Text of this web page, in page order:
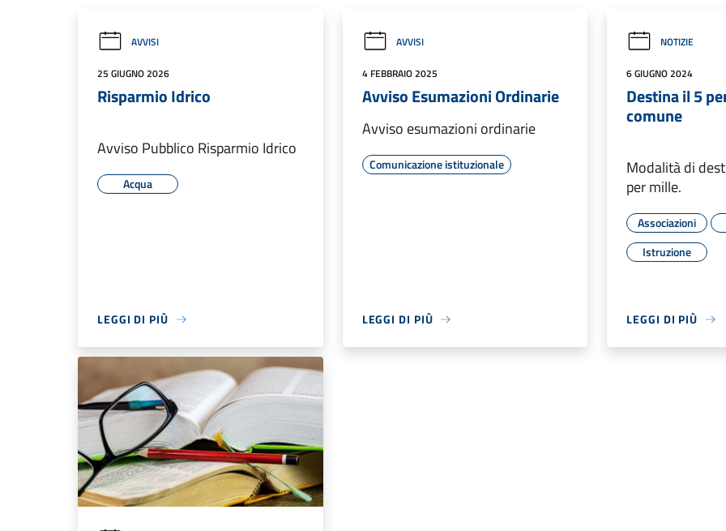
AVVISI
25 GIUGNO 2026
Risparmio Idrico
Avviso Pubblico Risparmio Idrico
Acqua
LEGGI DI PIÙ
AVVISI
4 FEBBRAIO 2025
Avviso Esumazioni Ordinarie
Avviso esumazioni ordinarie
Comunicazione istituzionale
LEGGI DI PIÙ
NOTIZIE
6 GIUGNO 2024
Destina il 5
comune
Modalità di
per mille.
Associazioni
Istruzione
LEGGI DI PIÙ